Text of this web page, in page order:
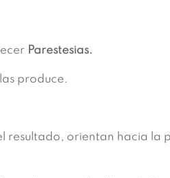
Parestesias.
produce.
orientan hacia la